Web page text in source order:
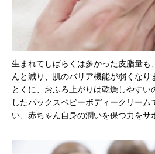
生まれてしばらくは多かった皮脂量も
んと減り、肌のバリア機能が弱くなり
とくに、おふろ上がりは乾燥しやすい
したパックスベビーボディークリー
い、赤ちゃん自身の潤いを保つ力をサ